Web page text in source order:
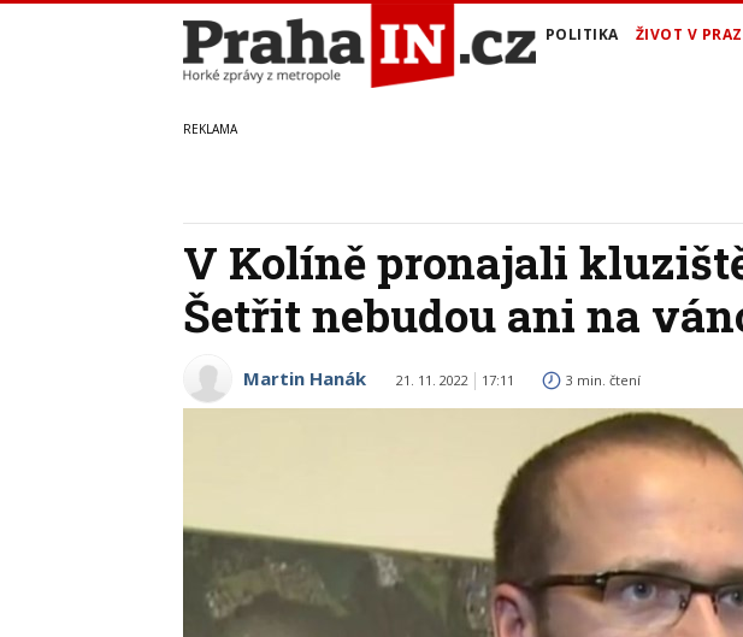
POLITIKA ŽIVOT V
V Kolíně pronajali
Šetřit nebudou ani na
Martin Hanák 21. 11. 2022 17:11 3 min. čtení